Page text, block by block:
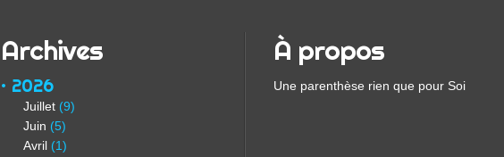
Archives
2026
Juillet (9)
Juin (5)
Avril (1)
À propos
Une parenthèse rien que pour Soi